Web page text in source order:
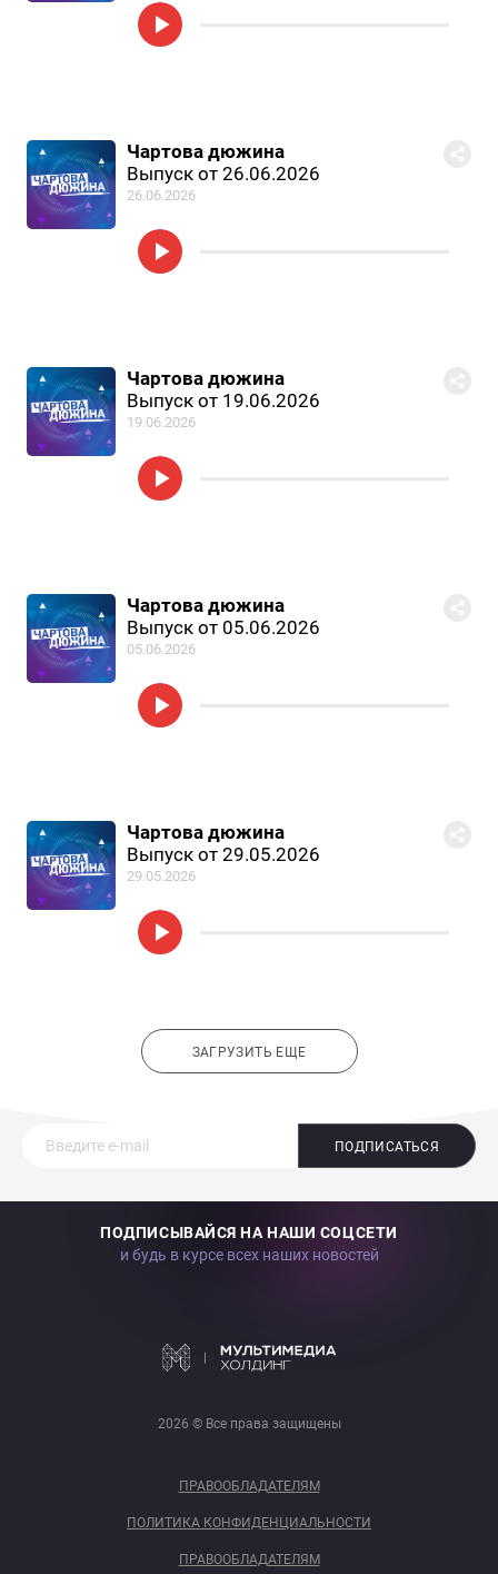
Чартова дюжина
Выпуск от 26.06.2026
26.06.2026
Чартова дюжина
Выпуск от 19.06.2026
19.06.2026
Чартова дюжина
Выпуск от 05.06.2026
05.06.2026
Чартова дюжина
Выпуск от 29.05.2026
29.05.2026
ЗАГРУЗИТЬ ЕЩЕ
ПОДПИСАТЬСЯ
ПОДПИСЫВАЙСЯ НА НАШИ СОЦСЕТИ
и будь в курсе всех наших новостей
2026 © Все права защищены
ПРАВООБЛАДАТЕЛЯМ
ПОЛИТИКА КОНФИДЕНЦИАЛЬНОСТИ
ПРАВООБЛАДАТЕЛЯМ